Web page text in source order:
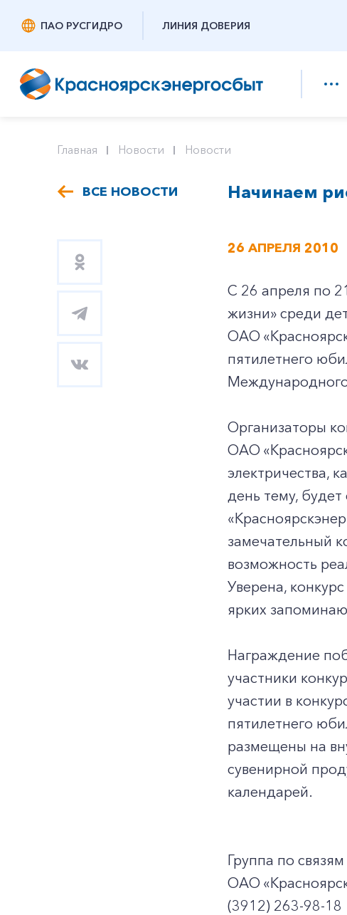
ПАО РУСГИДРО ЛИНИЯ ДОВЕРИЯ
Главная Новости Новости
ВСЕ НОВОСТИ Начинаем
26 АПРЕЛЯ 2010
С 26 апреля по
жизни» среди
ОАО
пятилетнего
Организаторы
ОАО
электричества,
день тему,
замечательный
возможность
Уверена,
ярких
Награждение
участники
участии в
пятилетнего
размещены на
сувенирной
календарей.
ОАО
(3912) 263-98-18